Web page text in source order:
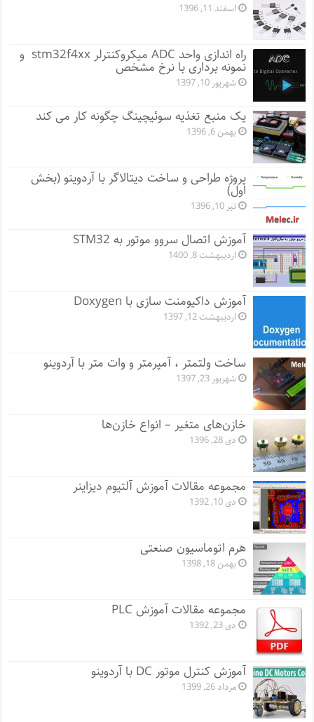
اسفند 11, 1396
راه اندازی واحد ADC میکروکنترلر stm32f4xx و
نمونه برداری با نرخ مشخص
شهریور 10, 1397
یک منبع تغذیه سوئیچینگ چگونه کار می کند
بهمن 6, 1396
پروژه طراحی و ساخت دیتالاگر با آردوینو (بخش
اول)
تیر 10, 1396
آموزش اتصال سروو موتور به STM32
اردیبهشت 8, 1400
آموزش داکیومنت سازی با Doxygen
اردیبهشت 12, 1397
ساخت ولتمتر ، آمپرمتر و وات متر با آردوینو
شهریور 23, 1397
خازن‌های متغیر – انواع خازن‌ها
دی 28, 1396
مجموعه مقالات آموزش آلتیوم دیزاینر
دی 10, 1392
هرم اتوماسیون صنعتی
بهمن 18, 1398
مجموعه مقالات آموزش PLC
دی 23, 1392
آموزش کنترل موتور DC با آردوینو
مرداد 26, 1399